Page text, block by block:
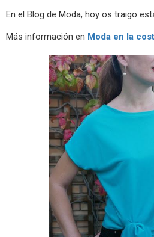
En el Blog de Moda, hoy os traigo
Más información en Moda en la